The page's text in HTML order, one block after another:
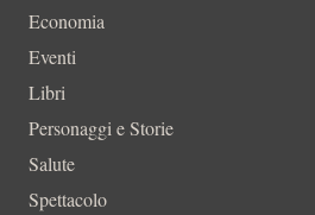
Economia
Eventi
Libri
Personaggi e Storie
Salute
Spettacolo